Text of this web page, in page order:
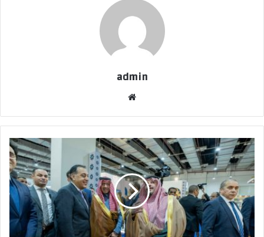
admin
هيئة
الأدب
والنشر
والترجمة
تدشّن
جناح
المملكة
في